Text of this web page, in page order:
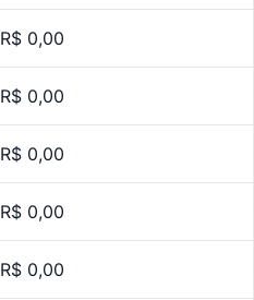
R$ 0,00
R$ 0,00
R$ 0,00
R$ 0,00
R$ 0,00